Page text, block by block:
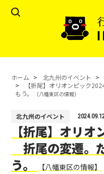
ホーム 北九州のイベント
【折尾】オリオンピック
もう。
(八幡東区の情報)
北九州のイベント
【折尾】オリ
折尾の変遷。
う。
【八幡東区の情報】